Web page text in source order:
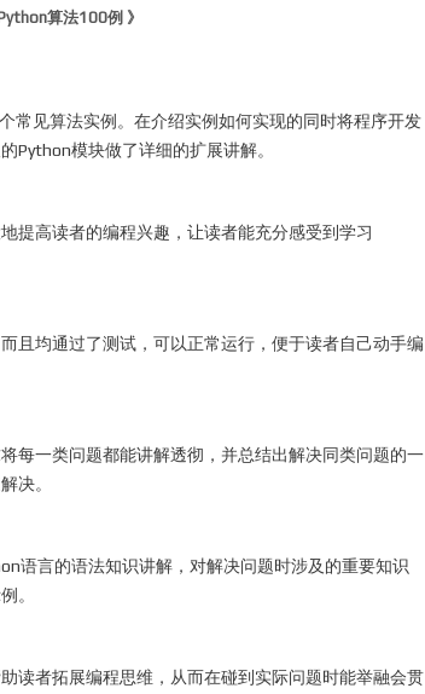
算法100例 》
常见算法实例。在介绍实例如何实现的同时将程序开发
Python模块做了详细的扩展讲解。
提高读者的编程兴趣，让读者能充分感受到学习
且均通过了测试，可以正常运行，便于读者自己动手编
每一类问题都能讲解透彻，并总结出解决同类问题的一
决。
语言的语法知识讲解，对解决问题时涉及的重要知识
。
读者拓展编程思维，从而在碰到实际问题时能举融会贯